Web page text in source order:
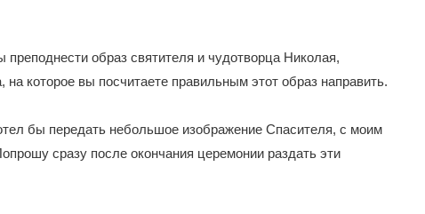
образ святителя и чудотворца Николая,
которое вы посчитаете правильным этот образ направить.
бы передать небольшое изображение Спасителя, с моим
сразу после окончания церемонии раздать эти